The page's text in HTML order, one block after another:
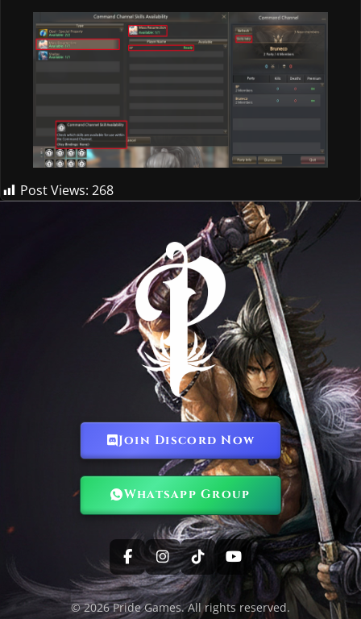
Post Views: 268
Join Discord Now
Whatsapp Group
© 2026 Pride Games. All rights reserved.